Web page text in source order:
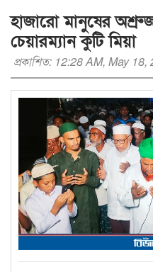
সিসিকের পাঁচ
হাজারো মানুষের
চেয়ারম্যান কুটি মিয়া
প্রকাশিত: 12:28 AM, May 18,